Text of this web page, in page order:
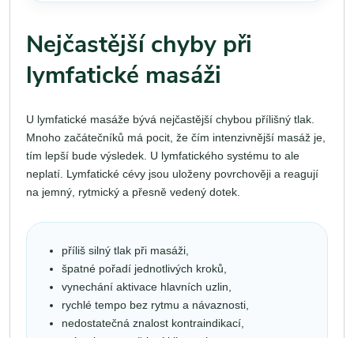
Nejčastější chyby při
lymfatické masáži
U lymfatické masáže bývá nejčastější chybou přílišný tlak.
Mnoho začátečníků má pocit, že čím intenzivnější masáž je,
tím lepší bude výsledek. U lymfatického systému to ale
neplatí. Lymfatické cévy jsou uloženy povrchověji a reagují
na jemný, rytmický a přesně vedený dotek.
příliš silný tlak při masáži,
špatné pořadí jednotlivých kroků,
vynechání aktivace hlavních uzlin,
rychlé tempo bez rytmu a návaznosti,
nedostatečná znalost kontraindikací,